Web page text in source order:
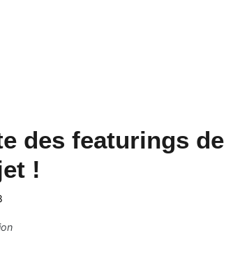
des featurings de
!